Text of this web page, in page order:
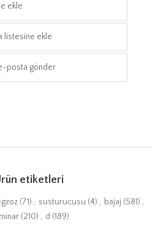
ekle
listesine ekle
posta gönder
etiketleri
(71) , susturucusu (4) , bajaj (581) ,
(210) , d (189)